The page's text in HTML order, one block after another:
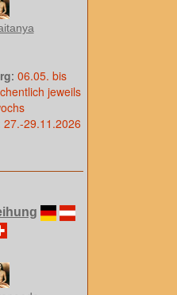
: 06.05. bis
jeweils
27.-29.11.2026